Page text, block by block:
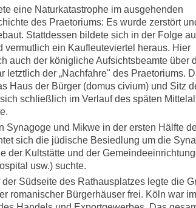
eine Naturkatastrophe im ausgehenden
des Praetoriums: Es wurde zerstört
Stattdessen bildete sich in der Folge
vermutlich ein Kaufleuteviertel heraus. Hier
auch der königliche Aufsichtsbeamte über
letztlich der „Nachfahre" des Praetoriums.
Haus der Bürger (domus civium) und Sitz
schließlich im Verlauf des späten
Synagoge und Mikwe in der ersten Hälfte
sich die jüdische Besiedlung um die
der Kultstätte und der
usw.) suchte.
Südseite des Rathausplatzes legte die
romanischer Bürgerhäuser frei. Köln war im